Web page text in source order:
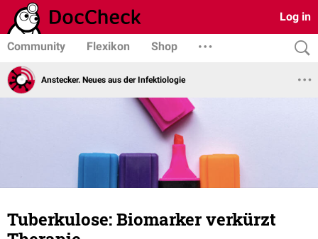
Log in
Community Flexikon Shop
Anstecker. Neues aus der Infektiologie
Tuberkulose: Biomarker verkürzt